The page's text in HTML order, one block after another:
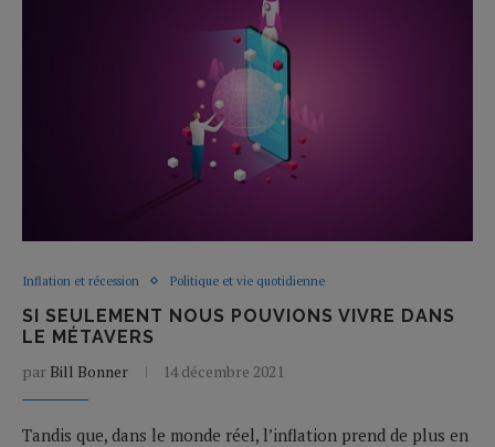
Inflation et récession Politique et vie quotidienne
SI SEULEMENT NOUS POUVIONS VIVRE DANS
LE MÉTAVERS
par Bill Bonner 14 décembre 2021
Tandis que, dans le monde réel, l’inflation prend de plus en